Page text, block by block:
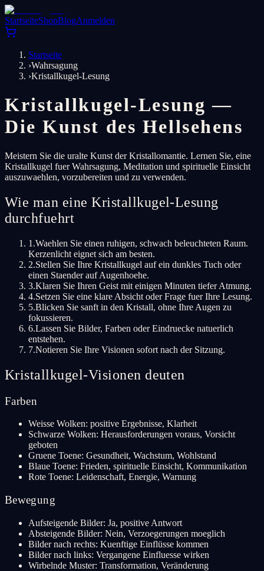
StartseiteShopBlogAnmelden
Startseite
›Wahrsagung
›Kristallkugel-Lesung
Kristallkugel-Lesung —
Die Kunst des Hellsehens
Meistern Sie die uralte Kunst der Kristallomantie. Lernen Sie, eine
Kristallkugel fuer Wahrsagung, Meditation und spirituelle Einsicht
auszuwaehlen, vorzubereiten und zu verwenden.
Wie man eine Kristallkugel-Lesung
durchfuehrt
1 .Waehlen Sie einen ruhigen, schwach beleuchteten Raum.
Kerzenlicht eignet sich am besten.
2.Stellen Sie Ihre Kristallkugel auf ein dunkles Tuch oder
einen Staender auf Augenhoehe.
3.Klaren Sie Ihren Geist mit einigen Minuten tiefer Atmung.
4.Setzen Sie eine klare Absicht oder Frage fuer Ihre Lesung.
5.Blicken Sie sanft in den Kristall, ohne Ihre Augen zu
fokussieren.
6.Lassen Sie Bilder, Farben oder Eindruecke natuerlich
entstehen.
7.Notieren Sie Ihre Visionen sofort nach der Sitzung.
Kristallkugel-Visionen deuten
Farben
Weisse Wolken: positive Ergebnisse, Klarheit
Schwarze Wolken: Herausforderungen voraus, Vorsicht
geboten
Gruene Toene: Gesundheit, Wachstum, Wohlstand
Blaue Toene: Frieden, spirituelle Einsicht, Kommunikation
Rote Toene: Leidenschaft, Energie, Warnung
Bewegung
Aufsteigende Bilder: Ja, positive Antwort
Absteigende Bilder: Nein, Verzoegerungen moeglich
Bilder nach rechts: Kuenftige Einflüsse kommen
Bilder nach links: Vergangene Einfluesse wirken
Wirbelnde Muster: Transformation, Veränderung